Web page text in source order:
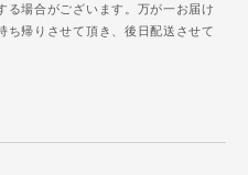
る場合がございます。万が一お届け
ち帰りさせて頂き、後日配送させて